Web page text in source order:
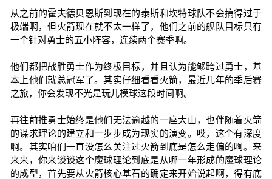
从之前的霍夫德贝恩斯到现在的泰斯和坎特球队不会搞得过于
极端啊，但火箭现在就不太一样了，他们之前的舰队目标只有
一个针对勇士的五小阵容，连续两个赛季啊。
他们都把战胜勇士作为终极目标，并且认为能够跨过勇士，基
本上他们就总冠军了。其实仔细看看火箭，最近几年的季后赛
之旅，你会发现不光是玩儿模球这段时间啊。
再往前推勇士始终是他们无法逾越的一座大山，也伴随着火箭
的谋求理论的建立和一步步成为现实的演变。哎，这个有深度
啊。其实咱们一直没怎么关注过火箭到底是怎么走偏的啊。来
来来，你来谈谈这个魔球理论到底是从哪一年形成的魔球理论
的成型，首先要从火箭核心基石的确定来开始说起啊，得有底